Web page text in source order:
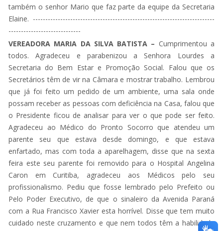
também o senhor Mario que faz parte da equipe da Secretaria
Elaine. -------------------------------------------------------------------------
-----------------------------
VEREADORA MARIA DA SILVA BATISTA – Cumprimentou a
todos. Agradeceu e parabenizou a Senhora Lourdes a
Secretaria do Bem Estar e Promoção Social. Falou que os
Secretários têm de vir na Câmara e mostrar trabalho. Lembrou
que já foi feito um pedido de um ambiente, uma sala onde
possam receber as pessoas com deficiência na Casa, falou que
o Presidente ficou de analisar para ver o que pode ser feito.
Agradeceu ao Médico do Pronto Socorro que atendeu um
parente seu que estava desde domingo, e que estava
enfartado, mas com toda a aparelhagem, disse que na sexta
feira este seu parente foi removido para o Hospital Angelina
Caron em Curitiba, agradeceu aos Médicos pelo seu
profissionalismo. Pediu que fosse lembrado pelo Prefeito ou
Pelo Poder Executivo, de que o sinaleiro da Avenida Paraná
com a Rua Francisco Xavier esta horrível. Disse que tem muito
cuidado neste cruzamento e que nem todos têm a habilidade